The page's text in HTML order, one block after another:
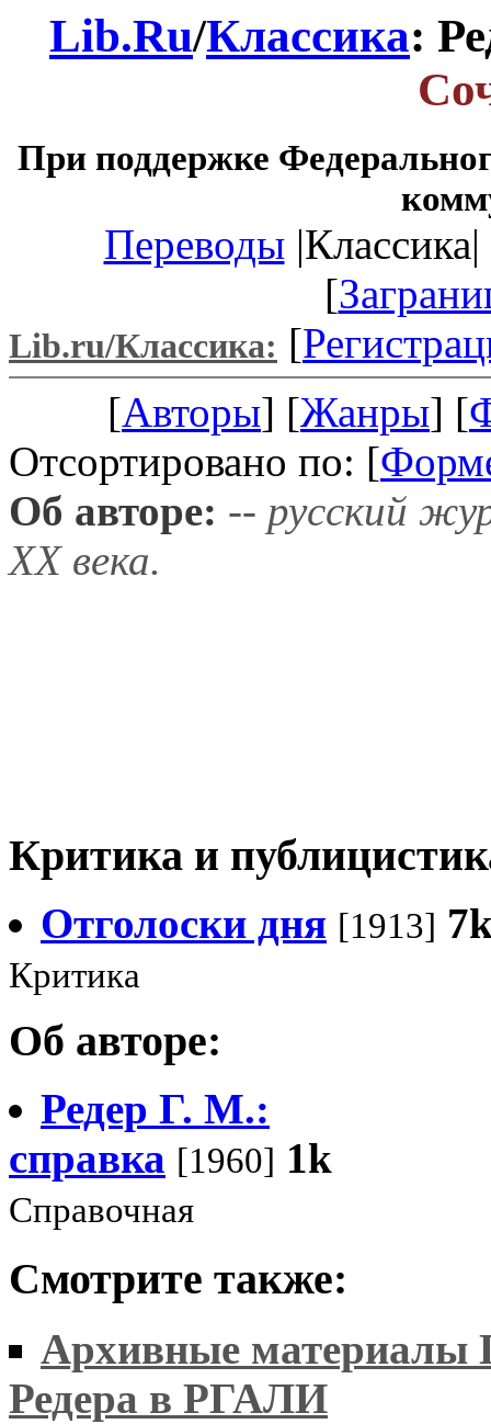
Lib.Ru/Классика:
При поддержке
Переводы
[
Lib.ru/Классика: [
[Авторы] [Жанры] [
Отсортировано по: [
Об авторе: -- русский
ХХ века.
Критика и
Отголоски дня [1913]
Критика
Об авторе:
Редер Г. М.:
справка [1960] 1k
Справочная
Смотрите также:
Архивные материалы
Редера в РГАЛИ